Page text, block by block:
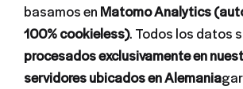
basamos en Matomo Analytics
100% cookieless). Todos los datos
procesados exclusivamente en
servidores ubicados en Alemania